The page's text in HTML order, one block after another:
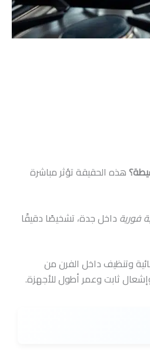
هذه الحقيقة تؤثر مباشرة
فورية داخل جدة، تشخيصًا دقيقًا
وتنظيف داخل الفرن من
ثابت وعمر أطول للأجهزة.